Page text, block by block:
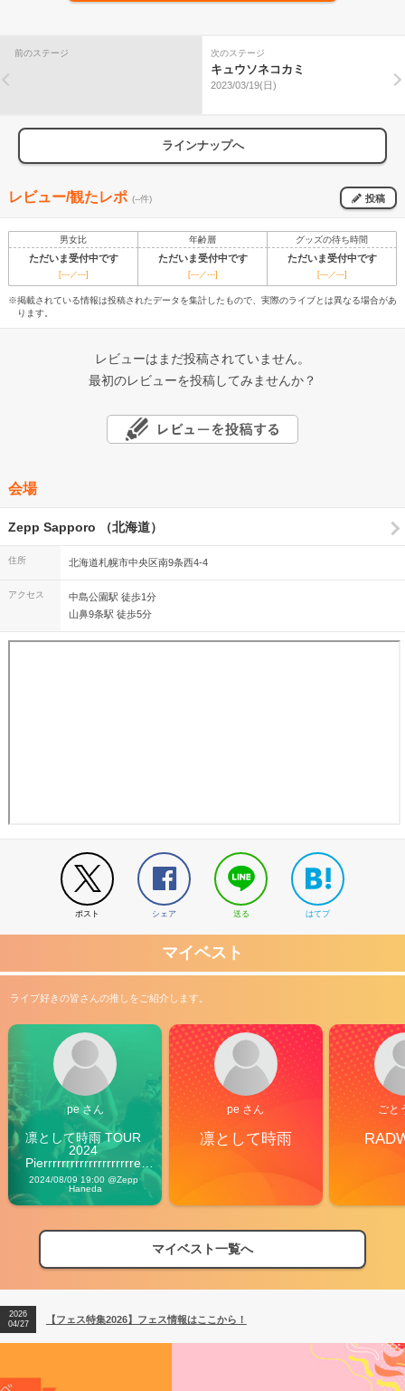
前のステージ 次のステージ
キュウソネコカミ
2023/03/19(日)
ラインナップへ
レビュー/観たレポ (--件) 投稿
男女比 年齢層 グッズの待ち時間
ただいま受付中です ただいま受付中です ただいま受付中です
[---／---] [---／---] [---／---]
※掲載されている情報は投稿されたデータを集計したもので、実際のライブとは異なる場合があ
ります。
レビューはまだ投稿されていません。
最初のレビューを投稿してみませんか？
会場
Zepp Sapporo （北海道）
住所 北海道札幌市中央区南9条西4-4
アクセス
中島公園駅 徒歩1分
山鼻9条駅 徒歩5分
ポスト シェア 送る はてブ
マイベスト
ライブ好きの皆さんの推しをご紹介します。
pe さん
凛として時雨 TOUR
2024
Pierrrrrrrrrrrrrrrrrrrre
Vibes
2024/08/09 19:00 @Zepp
Haneda
pe さん
凛として時雨
ごと
マイベスト一覧へ
【フェス特集2026】フェス情報はここから！
【ライブ動員ランキング】2026年上半期編発表！
2026
04/27
【フェス特集2026】フェス情報はここから！
2026